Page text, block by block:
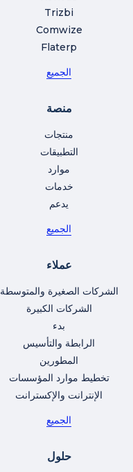
Trizbi
Comwize
Flaterp
الجميع
منصة
منتجات
التطبيقات
موارد
خدمات
يدعم
الجميع
عملاء
الشركات الصغيرة والمتوسطة
الشركات الكبيرة
بدء
الرابطة والتأسيس
المطورين
تخطيط موارد المؤسسات
الإنترانت والإكسترانت
الجميع
حلول